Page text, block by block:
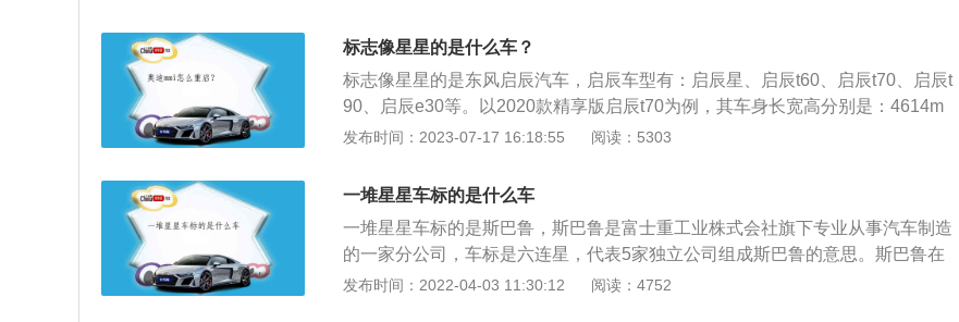
50ps，最大功率是110kw，最大扭矩是198nm，与其匹配的是ctv无级变速箱。
标志像星星的是什么车？
标志像星星的是东风启辰汽车，启辰车型有：启辰星、启辰t60、启辰t70、启辰t
90、启辰e30等。以2020款精享版启辰t70为例，其车身长宽高分别是：4614m
m、1786mm、1653mm，轴距为2630mm，油箱容积为65l，行李箱容积为534
率是110kw，最大扭矩是198nm，与其匹配的是无级变速箱。
发布时间：2023-07-17 16:18:55 阅读：5303
一堆星星车标的是什么车
一堆星星车标的是斯巴鲁，斯巴鲁是富士重工业株式会社旗下专业从事汽车制造
的一家分公司，车标是六连星，代表5家独立公司组成斯巴鲁的意思。斯巴鲁在
日语中是“昴”，企业标志就是昴宿星团，所以汽车标志是星辰，看起来就是一堆
发布时间：2022-04-03 11:30:12 阅读：4752